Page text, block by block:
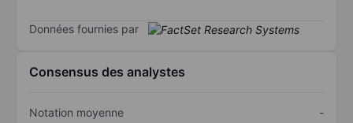
Données fournies par
Consensus des analystes
Notation moyenne -